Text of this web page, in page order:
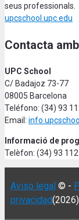
seus professionals.
upcschool.upc.edu
Contacta
UPC School
C/ Badajoz 73-77
08005 Barcelona
Teléfono: (34) 93
Email:
Informació de
Telèfon: (34) 93
Aviso legal © -
privacidad(2026)